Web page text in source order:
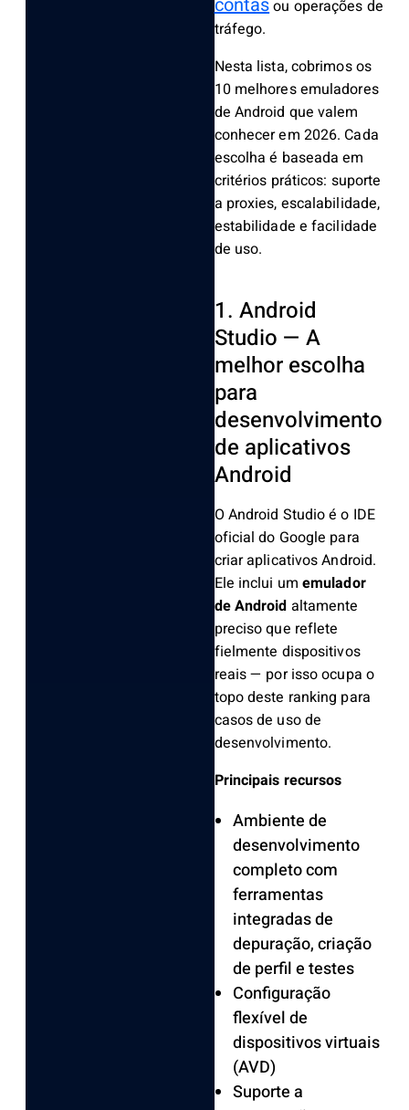
ou operações de
tráfego.
Nesta lista, cobrimos os
10 melhores emuladores
de Android que valem
conhecer em 2026. Cada
escolha é baseada em
critérios práticos: suporte
a proxies, escalabilidade,
estabilidade e facilidade
de uso.
1. Android
Studio — A
melhor escolha
para
desenvolvimento
de aplicativos
Android
O Android Studio é o IDE
oficial do Google para
criar aplicativos Android.
Ele inclui um emulador
de Android altamente
preciso que reflete
fielmente dispositivos
reais — por isso ocupa o
topo deste ranking para
casos de uso de
desenvolvimento.
Principais recursos
Ambiente de
desenvolvimento
completo com
ferramentas
integradas de
depuração, criação
de perfil e testes
Configuração
flexível de
dispositivos virtuais
(AVD)
Suporte a